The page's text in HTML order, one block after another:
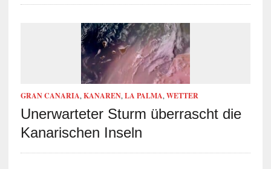
GRAN CANARIA, KANAREN, LA PALMA, WETTER
Unerwarteter Sturm überrascht die
Kanarischen Inseln